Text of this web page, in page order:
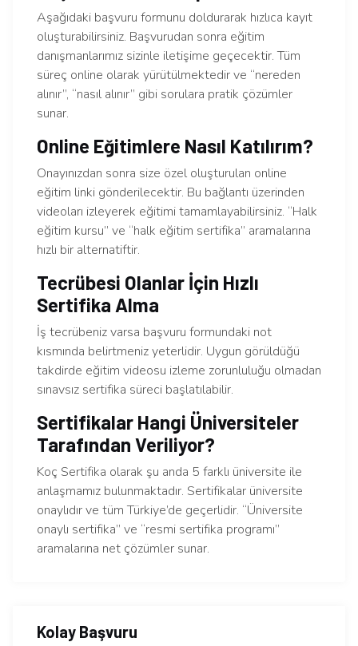
Aşağıdaki başvuru formunu doldurarak hızlıca kayıt
oluşturabilirsiniz. Başvurudan sonra eğitim
danışmanlarımız sizinle iletişime geçecektir. Tüm
süreç online olarak yürütülmektedir ve “nereden
alınır”, “nasıl alınır” gibi sorulara pratik çözümler
sunar.
Online Eğitimlere Nasıl Katılırım?
Onayınızdan sonra size özel oluşturulan online
eğitim linki gönderilecektir. Bu bağlantı üzerinden
videoları izleyerek eğitimi tamamlayabilirsiniz. “Halk
eğitim kursu” ve “halk eğitim sertifika” aramalarına
hızlı bir alternatiftir.
Tecrübesi Olanlar İçin Hızlı
Sertifika Alma
İş tecrübeniz varsa başvuru formundaki not
kısmında belirtmeniz yeterlidir. Uygun görüldüğü
takdirde eğitim videosu izleme zorunluluğu olmadan
sınavsız sertifika süreci başlatılabilir.
Sertifikalar Hangi Üniversiteler
Tarafından Veriliyor?
Koç Sertifika olarak şu anda 5 farklı üniversite ile
anlaşmamız bulunmaktadır. Sertifikalar üniversite
onaylıdır ve tüm Türkiye’de geçerlidir. “Üniversite
onaylı sertifika” ve “resmi sertifika programı”
aramalarına net çözümler sunar.
Kolay Başvuru